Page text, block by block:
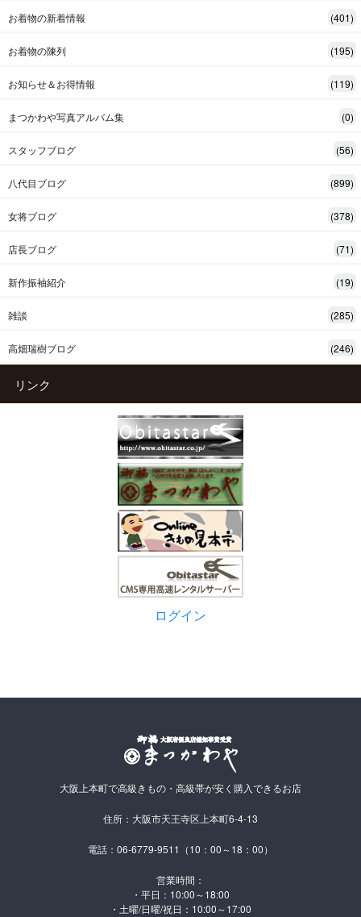
お着物の新着情報 (401)
お着物の陳列 (195)
お知らせ＆お得情報 (119)
まつかわや写真アルバム集 (0)
スタッフブログ (56)
八代目ブログ (899)
女将ブログ (378)
店長ブログ (71)
新作振袖紹介 (19)
雑談 (285)
高畑瑞樹ブログ (246)
リンク
ログイン
大阪上本町で高級きもの・高級帯が安く購入できるお店
住所：大阪市天王寺区上本町6-4-13
電話：06-6779-9511（10：00～18：00）
営業時間：
・平日：10:00～18:00
・土曜/日曜/祝日：10:00～17:00